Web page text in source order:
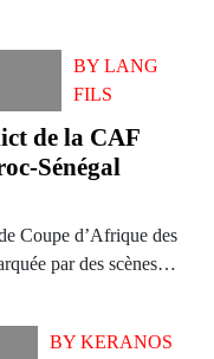
BY LANG
FILS
de la CAF
Sénégal
Coupe d’Afrique des
par des scènes…
BYKERANOS